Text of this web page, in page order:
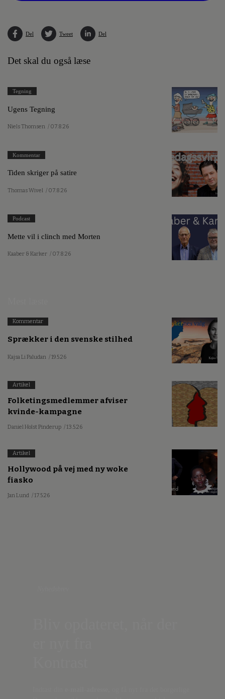
Del Tweet Del
Det skal du også læse
Tegning
Ugens Tegning
Niels Thomsen / 07.8.26
Kommentar
Tiden skriger på satire
Thomas Wivel / 07.8.26
Podcast
Mette vil i clinch med Morten
Kaaber & Karker / 07.8.26
Kommentar
Sprækker i den svenske stilhed
Kajsa Li Paludan / 19.5.26
Artikel
Folketingsmedlemmer afviser
kvinde-kampagne
Daniel Holst Pinderup / 13.5.26
Artikel
Hollywood på vej med ny woke
fiasko
Jan Lund / 17.5.26